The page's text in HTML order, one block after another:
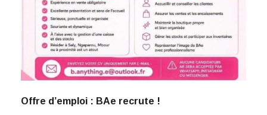
Offre d’emploi : BAe recrute !